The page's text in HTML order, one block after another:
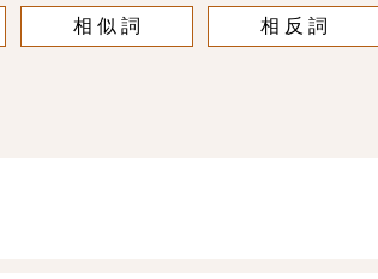
相 似 詞 相 反 詞